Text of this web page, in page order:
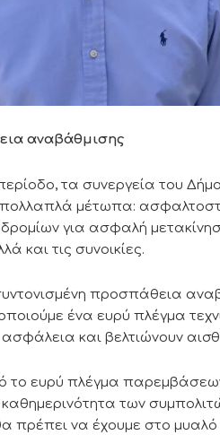
αναβάθμισης
περίοδο, τα συνεργεία του
πολλαπλά μέτωπα:
για ασφαλή
και τις συνοικίες.
συντονισμένη προσπάθεια
ένα ευρύ πλέγμα
και βελτιώνουν
το ευρύ πλέγμα
των
πρέπει να έχουμε στο